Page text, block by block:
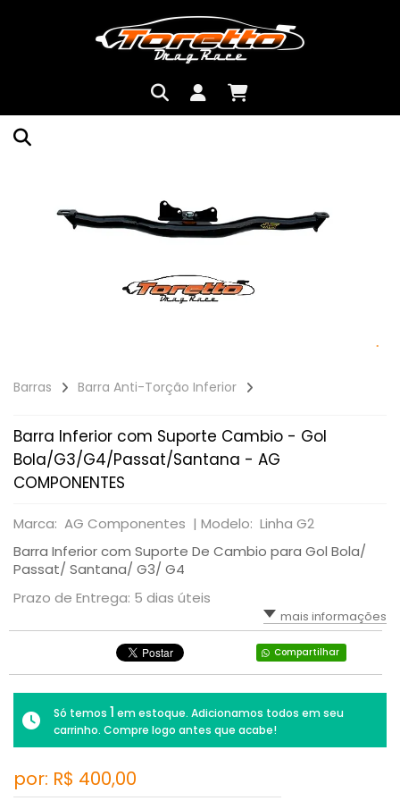
Barras Barra Anti-Torção Inferior
Barra Inferior com Suporte Cambio - Gol
Bola/G3/G4/Passat/Santana - AG
COMPONENTES
Marca: AG Componentes | Modelo: Linha G2
Barra Inferior com Suporte De Cambio para Gol Bola/
Passat/ Santana/ G3/ G4
Prazo de Entrega: 5 dias úteis
mais informações
Compartilhar
Só temos 1 em estoque. Adicionamos todos em seu
carrinho. Compre logo antes que acabe!
por: R$ 400,00